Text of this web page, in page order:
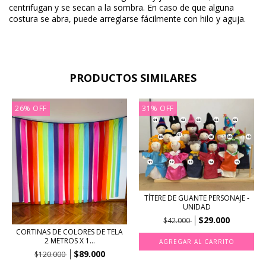
centrifugan y se secan a la sombra. En caso de que alguna
costura se abra, puede arreglarse fácilmente con hilo y aguja.
PRODUCTOS SIMILARES
26% OFF
CORTINAS DE COLORES DE TELA
2 METROS X 1...
$120.000
$89.000
31 % OFF
TÍTERE DE GUANTE PERSONAJE -
UNIDAD
$42.000
$29.000
AGREGAR AL CARRITO